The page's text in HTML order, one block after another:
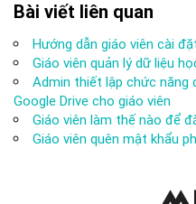
Bài viết liên quan
Hướng dẫn giáo viên cài
Giáo viên quản lý dữ liệu
Admin thiết lập chức năng
Google Drive cho giáo viên
Giáo viên làm thế nào để
Giáo viên quên mật khẩu